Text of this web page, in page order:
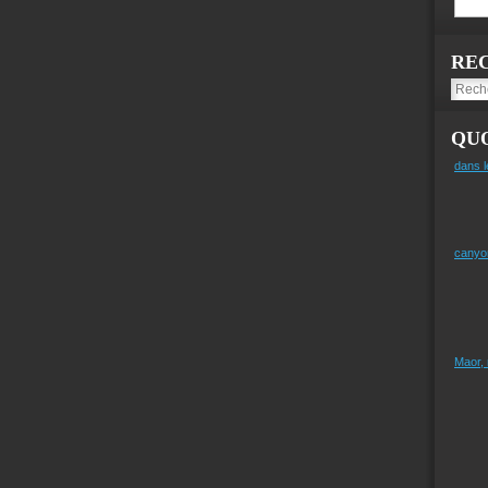
dans
Maor,